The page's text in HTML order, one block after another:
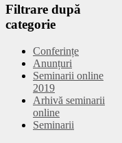
Filtrare după
categorie
Conferințe
Anunțuri
Seminarii online
2019
Arhivă seminarii
online
Seminarii